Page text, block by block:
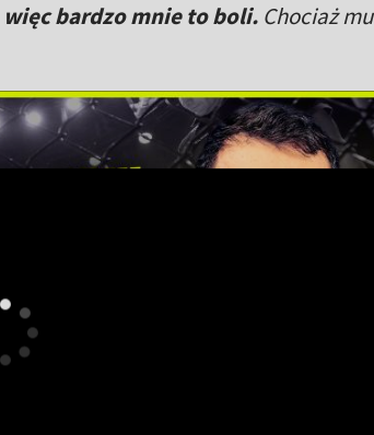
więc bardzo mnie to boli.Chociaż mu